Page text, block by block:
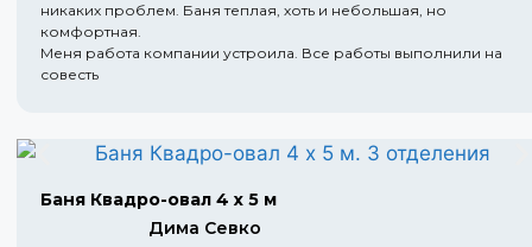
никаких проблем. Баня теплая, хоть и небольшая, но
комфортная.
Меня работа компании устроила. Все работы выполнили на
совесть
Баня Квадро-овал 4 х 5 м
Дима Севко